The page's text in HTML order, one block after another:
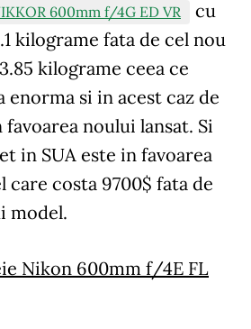
600mm f/4G ED VR
cu
kilograme fata de cel nou
kilograme ceea ce
enorma si in acest caz de
noului lansat. Si
in SUA este in favoarea
costa 9700$ fata de
model.
Nikon 600mm f/4E FL